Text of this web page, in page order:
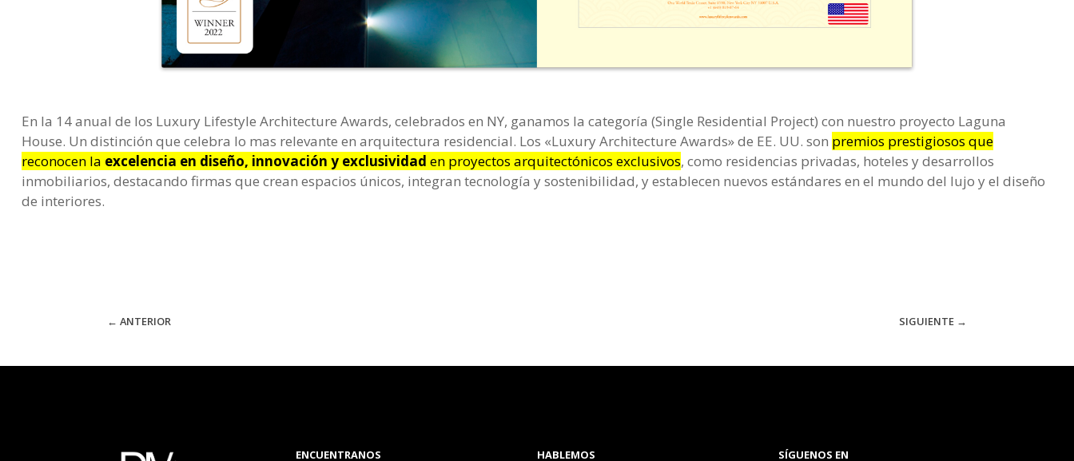
En la 14 anual de los Luxury Lifestyle Architecture Awards, celebrados en NY, ganamos la categoría (Single Residential Project) con nuestro proyecto Laguna
House. Un distinción que celebra lo mas relevante en arquitectura residencial. Los «Luxury Architecture Awards» de EE. UU. son premios prestigiosos que
reconocen la excelencia en diseño, innovación y exclusividad en proyectos arquitectónicos exclusivos, como residencias privadas, hoteles y desarrollos
inmobiliarios, destacando firmas que crean espacios únicos, integran tecnología y sostenibilidad, y establecen nuevos estándares en el mundo del lujo y el diseño
de interiores.
←ANTERIOR SIGUIENTE→
ENCUENTRANOS HABLEMOS SÍGUENOS EN